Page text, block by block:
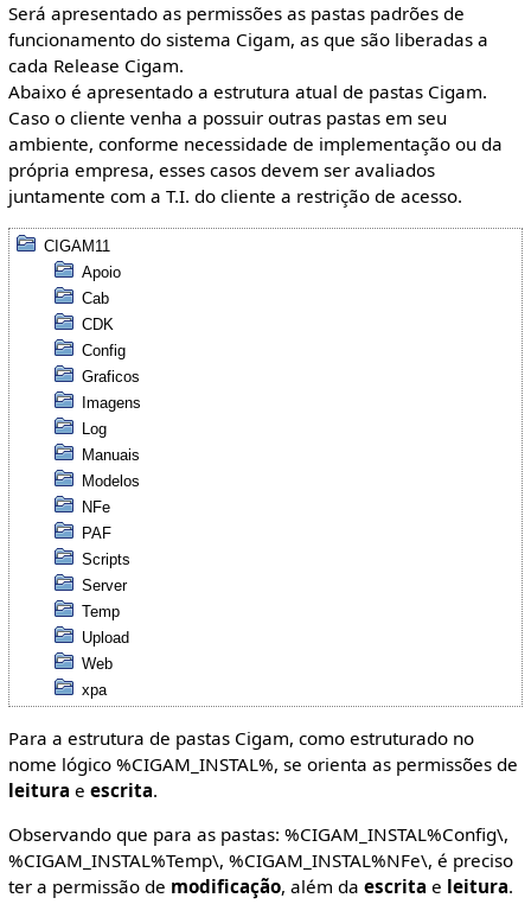
Será apresentado as permissões as pastas padrões de
funcionamento do sistema Cigam, as que são liberadas a
cada Release Cigam.
Abaixo é apresentado a estrutura atual de pastas Cigam.
Caso o cliente venha a possuir outras pastas em seu
ambiente, conforme necessidade de implementação ou da
própria empresa, esses casos devem ser avaliados
juntamente com a T.I. do cliente a restrição de acesso.
CIGAM11
Apoio
Cab
CDK
Config
Graficos
Imagens
Log
Manuais
Modelos
NFe
PAF
Scripts
Server
Temp
Upload
Web
xpa
Para a estrutura de pastas Cigam, como estruturado no
nome lógico %CIGAM_INSTAL%, se orienta as permissões de
leitura e escrita.
Observando que para as pastas: %CIGAM_INSTAL%Config\,
%CIGAM_INSTAL%Temp\, %CIGAM_INSTAL%NFe\, é preciso
ter a permissão de modificação, além da escrita e leitura.